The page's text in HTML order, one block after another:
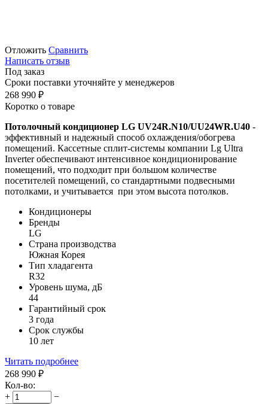
Отложить Сравнить
Написать отзыв
Под заказ
Сроки поставки уточняйте у менеджеров
268 990 ₽
Коротко о товаре
Потолочный кондиционер LG UV24R.N10/UU24WR.U40 -
эффективный и надежный способ охлаждения/обогрева
помещений. Кассетные сплит-системы компании Lg Ultra
Inverter обеспечивают интенсивное кондиционирование
помещений, что подходит при большом количестве
посетителей помещений, со стандартными подвесными
потолками, и учитывается при этом высота потолков.
Кондиционеры
Бренды
LG
Страна производства
Южная Корея
Тип хладагента
R32
Уровень шума, дБ
44
Гарантийный срок
3 года
Срок службы
10 лет
Читать подробнее
268 990 ₽
Кол-во:
+
−